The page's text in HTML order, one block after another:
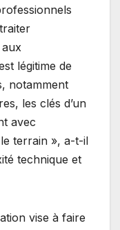
légitime de
notamment
les clés d’un
avec
terrain », a-t-il
technique et
vise à faire